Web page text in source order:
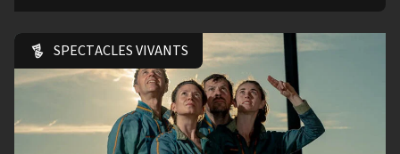
SPECTACLES VIVANTS